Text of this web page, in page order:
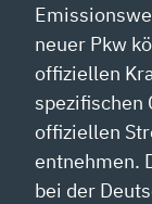
neuer Pkw
offiziellen
spezifischen
offiziellen
entnehmen.
bei der